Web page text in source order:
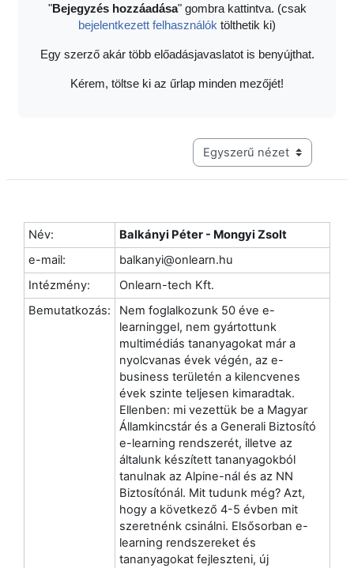
"Bejegyzés hozzáadása" gombra kattintva. (csak
bejelentkezett felhasználók tölthetik ki)
Egy szerző akár több előadásjavaslatot is benyújthat.
Kérem, töltse ki az űrlap minden mezőjét!
Harmadik szintű navigáció
Név:
Balkányi Péter - Mongyi Zsolt
e-mail:
balkanyi@onlearn.hu
Intézmény:
Onlearn-tech Kft.
Bemutatkozás:
Nem foglalkozunk 50 éve e-
learninggel, nem gyártottunk
multimédiás tananyagokat már a
nyolcvanas évek végén, az e-
business területén a kilencvenes
évek szinte teljesen kimaradtak.
Ellenben: mi vezettük be a Magyar
Államkincstár és a Generali Biztosító
e-learning rendszerét, illetve az
általunk készített tananyagokból
tanulnak az Alpine-nál és az NN
Biztosítónál. Mit tudunk még? Azt,
hogy a következő 4-5 évben mit
szeretnénk csinálni. Elsősorban e-
learning rendszereket és
tananyagokat fejleszteni, új